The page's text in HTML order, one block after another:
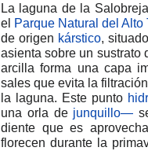
La laguna de la
el Parque Natural del Alto
de origen kárstico,
asienta sobre un
arcilla forma una capa
sales que evita la
la laguna. Este punto
una orla de junquillo—
diente que es
florecen durante la